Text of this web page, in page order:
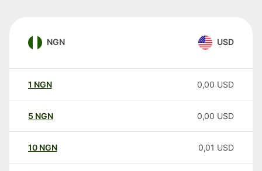
NGN USD
1 NGN 0,00 USD
5 NGN 0,00 USD
10 NGN 0,01 USD